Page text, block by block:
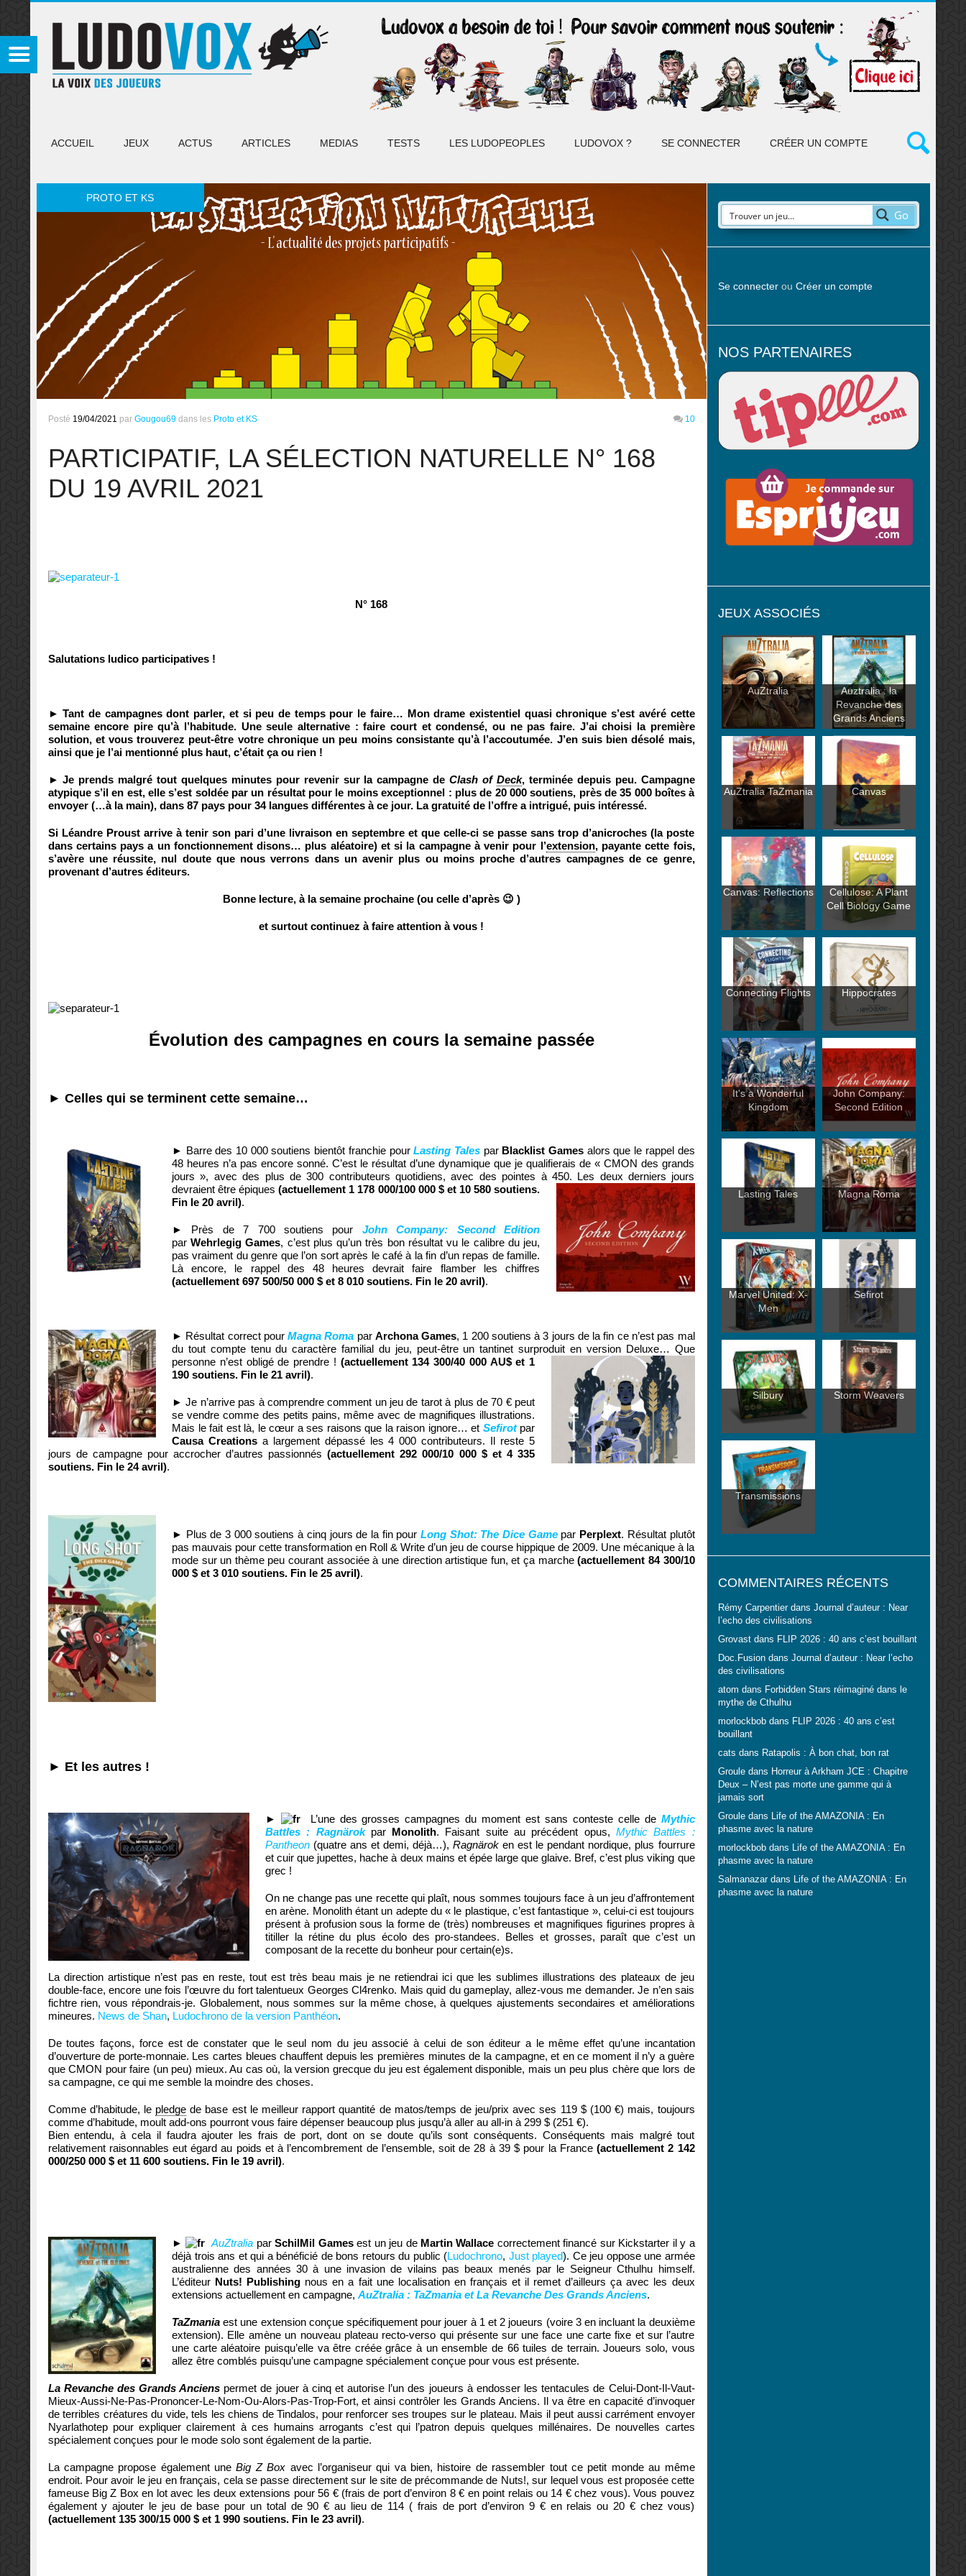
ACCUEIL JEUX ACTUS ARTICLES MEDIAS TESTS LES LUDOPEOPLES LUDOVOX ? SE CONNECTER CRÉER UN COMPTE
PROTO ET KS
Posté 19/04/2021 par Gougou69 dans les Proto et KS 10
PARTICIPATIF, LA SÉLECTION NATURELLE N° 168
DU 19 AVRIL 2021
N° 168
Salutations ludico participatives !
► Tant de campagnes dont parler, et si peu de temps pour le faire… Mon drame existentiel quasi chronique s’est avéré cette
semaine encore pire qu’à l’habitude. Une seule alternative : faire court et condensé, ou ne pas faire. J’ai choisi la première
solution, et vous trouverez peut-être votre chronique un peu moins consistante qu’à l’accoutumée. J’en suis bien désolé mais,
ainsi que je l’ai mentionné plus haut, c’était ça ou rien !
►Je prends malgré tout quelques minutes pour revenir sur la campagne deClash of Deck, terminée depuis peu. Campagne
atypique s’il en est, elle s’est soldée par un résultat pour le moins exceptionnel : plus de 20 000 soutiens, près de 35 000 boîtes à
envoyer (…à la main), dans 87 pays pour 34 langues différentes à ce jour. La gratuité de l’offre a intrigué, puis intéressé.
Si Léandre Proust arrive à tenir son pari d’une livraison en septembre et que celle-ci se passe sans trop d’anicroches (la poste
dans certains pays a un fonctionnement disons… plus aléatoire) et si la campagne à venir pour l’extension, payante cette fois,
s’avère une réussite, nul doute que nous verrons dans un avenir plus ou moins proche d’autres campagnes de ce genre,
provenant d’autres éditeurs.
Bonne lecture, à la semaine prochaine (ou celle d’après 😉 )
et surtout continuez à faire attention à vous !
Évolution des campagnes en cours la semaine passée
► Celles qui se terminent cette semaine…
► Barre des 10 000 soutiens bientôt franchie pourLasting Talespar Blacklist Games alors que le rappel des
48 heures n’a pas encore sonné. C’est le résultat d’une dynamique que je qualifierais de « CMON des grands
jours », avec des plus de 300 contributeurs quotidiens, avec des pointes à 450. Les deux derniers jours
devraient être épiques(actuellement 1 178 000/100 000 $ et 10 580soutiens.
Fin le 20 avril).
► Près de 7 700 soutiens pour
John Company: Second Edition
parWehrlegig Games, c’est plus qu’un très bon résultat vu le calibre du jeu,
pas vraiment du genre que l’on sort après le café à la fin d’un repas de famille.
Là encore, le rappel des 48 heures devrait faire flamber les chiffres
(actuellement 697 500/50 000 $ et 8 010 soutiens. Fin le 20 avril).
► Résultat correct pourMagna Roma par Archona Games, 1 200 soutiens à 3 jours de la fin ce n’est pas mal
du tout compte tenu du caractère familial du jeu, peut-être un tantinet surproduit en version Deluxe… Que
personne n’est obligé de prendre ! (actuellement 134 300/40 000 AU$ et 1
190 soutiens. Fin le 21 avril).
►Je n’arrive pas à comprendre comment un jeu de tarot à plus de 70 € peut
se vendre comme des petits pains, même avec de magnifiques illustrations.
Mais le fait est là, le cœur a ses raisons que la raison ignore… et Sefirot par
Causa Creationsa largement dépassé les 4 000 contributeurs. Il reste 5
jours de campagne pour accrocher d’autres passionnés(actuellement 292 000/10 000 $ et 4 335
soutiens. Fin le 24 avril).
► Plus de 3 000 soutiens à cinq jours de la fin pour Long Shot: The Dice Game par Perplext. Résultat plutôt
pas mauvais pour cette transformation en Roll & Write d’un jeu de course hippique de 2009. Une mécanique à la
mode sur un thème peu courant associée à une direction artistique fun, et ça marche(actuellement 84 300/10
000 $ et 3 010 soutiens. Fin le 25 avril).
► Et les autres !
► L’une des grosses campagnes du moment est sans conteste celle de Mythic
Battles : Ragnärok par Monolith. Faisant suite au précédent opus, Mythic Battles :
Pantheon (quatre ans et demi, déjà…),Ragnärok en est le pendant nordique, plus fourrure
et cuir que jupettes, hache à deux mains et épée large que glaive. Bref, c’est plus viking que
grec !
On ne change pas une recette qui plaît, nous sommes toujours face à un jeu d’affrontement
en arène. Monolith étant un adepte du « le plastique, c’est fantastique », celui-ci est toujours
présent à profusion sous la forme de (très) nombreuses et magnifiques figurines propres à
titiller la rétine du plus écolo des pro-standees. Belles et grosses, paraît que c’est un
composant de la recette du bonheur pour certain(e)s.
La direction artistique n’est pas en reste, tout est très beau mais je ne retiendrai ici que les sublimes illustrations des plateaux de jeu
double-face, encore une fois l’œuvre du fort talentueux Georges Cl4renko. Mais quid du gameplay, allez-vous me demander. Je n’en sais
fichtre rien, vous répondrais-je. Globalement, nous sommes sur la même chose, à quelques ajustements secondaires et améliorations
mineures. News de Shan, Ludochrono de la version Panthéon.
De toutes façons, force est de constater que le seul nom du jeu associé à celui de son éditeur a le même effet qu’une incantation
d’ouverture de porte-monnaie. Les cartes bleues chauffent depuis les premières minutes de la campagne, et en ce moment il n’y a guère
que CMON pour faire (un peu) mieux. Au cas où, la version grecque du jeu est également disponible, mais un peu plus chère que lors de
sa campagne, ce qui me semble la moindre des choses.
Comme d’habitude, le pledge de base est le meilleur rapport quantité de matos/temps de jeu/prix avec ses 119 $ (100 €) mais, toujours
comme d’habitude, moult add-ons pourront vous faire dépenser beaucoup plus jusqu’à aller au all-in à 299 $ (251 €).
Bien entendu, à cela il faudra ajouter les frais de port, dont on se doute qu’ils sont conséquents. Conséquents mais malgré tout
relativement raisonnables eut égard au poids et à l’encombrement de l’ensemble, soit de 28 à 39 $ pour la France(actuellement 2 142
000/250 000 $ et 11 600soutiens. Fin le 19 avril).
► AuZtralia parSchilMil Gamesest un jeu de Martin Wallace correctement financé sur Kickstarter il y a
déjà trois ans et qui a bénéficié de bons retours du public (Ludochrono, Just played). Ce jeu oppose une armée
australienne des années 30 à une invasion de vilains pas beaux menés par le Seigneur Cthulhu himself.
L’éditeur Nuts! Publishing nous en a fait une localisation en français et il remet d’ailleurs ça avec les deux
extensions actuellement en campagne, AuZtralia : TaZmania et La Revanche Des Grands Anciens.
TaZmania est une extension conçue spécifiquement pour jouer à 1 et 2 joueurs (voire 3 en incluant la deuxième
extension). Elle amène un nouveau plateau recto-verso qui présente sur une face une carte fixe et sur l’autre
une carte aléatoire puisqu’elle va être créée grâce à un ensemble de 66 tuiles de terrain. Joueurs solo, vous
allez être comblés puisqu’une campagne spécialement conçue pour vous est présente.
La Revanche des Grands Anciens permet de jouer à cinq et autorise l’un des joueurs à endosser les tentacules de Celui-Dont-Il-Vaut-
Mieux-Aussi-Ne-Pas-Prononcer-Le-Nom-Ou-Alors-Pas-Trop-Fort, et ainsi contrôler les Grands Anciens. Il va être en capacité d’invoquer
de terribles créatures du vide, tels les chiens de Tindalos, pour renforcer ses troupes sur le plateau. Mais il peut aussi carrément envoyer
Nyarlathotep pour expliquer clairement à ces humains arrogants c’est qui l’patron depuis quelques millénaires. De nouvelles cartes
spécialement conçues pour le mode solo sont également de la partie.
La campagne propose également uneBig Z Box avec l’organiseur qui va bien, histoire de rassembler tout ce petit monde au même
endroit. Pour avoir le jeu en français, cela se passe directement sur le site de précommande de Nuts!, sur lequel vous est proposée cette
fameuse Big Z Box en lot avec les deux extensions pour 56 € (frais de port d’environ 8 € en point relais ou 14 € chez vous). Vous pouvez
également y ajouter le jeu de base pour un total de 90 € au lieu de 114 ( frais de port d’environ 9 € en relais ou 20 € chez vous)
(actuellement 135 300/15 000 $ et 1 990soutiens. Fin le 23 avril).
Go
Se connecterou Créer un compte
NOS PARTENAIRES
JEUX ASSOCIÉS
AuZtralia
Auztralia : la
Revanche des
Grands Anciens
AuZtralia TaZmania Canvas
Canvas: Reflections
Cellulose: A Plant
Cell Biology Game
Connecting Flights Hippocrates
It's a Wonderful
Kingdom
John Company:
Second Edition
Lasting Tales Magna Roma
Marvel United: X-
Men
Sefirot
Silbury Storm Weavers
Transmissions
COMMENTAIRES RÉCENTS
Rémy Carpentierdans Journal d’auteur : Near
l’echo des civilisations
Grovastdans FLIP 2026 : 40 ans c’est bouillant
Doc.Fusiondans Journal d’auteur : Near l’echo
des civilisations
atom dans Forbidden Stars réimaginé dans le
mythe de Cthulhu
morlockbobdans FLIP 2026 : 40 ans c’est
bouillant
cats dans Ratapolis : À bon chat, bon rat
Grouledans Horreur à Arkham JCE : Chapitre
Deux – N’est pas morte une gamme qui à
jamais sort
Grouledans Life of the AMAZONIA : En
phasme avec la nature
morlockbobdans Life of the AMAZONIA : En
phasme avec la nature
Salmanazardans Life of the AMAZONIA : En
phasme avec la nature